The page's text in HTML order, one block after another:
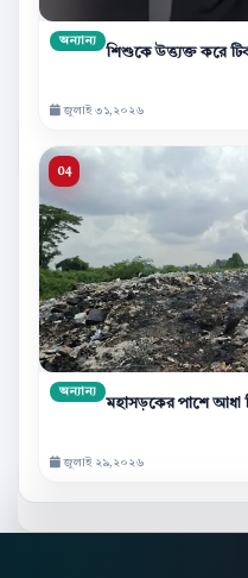
অন্যান্য
শিশুকে উত্ত্যক্ত করে
জুলাই ৩১,২০২৬
অন্যান্য
মহাসড়কের পাশে আধা
জুলাই ২৯,২০২৬